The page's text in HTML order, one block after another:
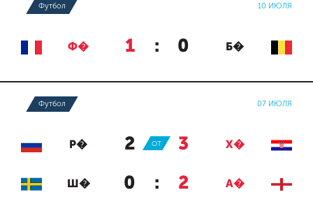
Футбол 10 ИЮЛЯ
Ф� 1 : 0 Б�
Футбол 07 ИЮЛЯ
Р� 2 : 3 Х�
ОТ
Ш� 0 : 2 А�